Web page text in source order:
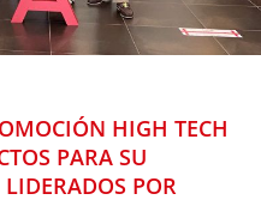
HIGH TECH
PARA SU
POR